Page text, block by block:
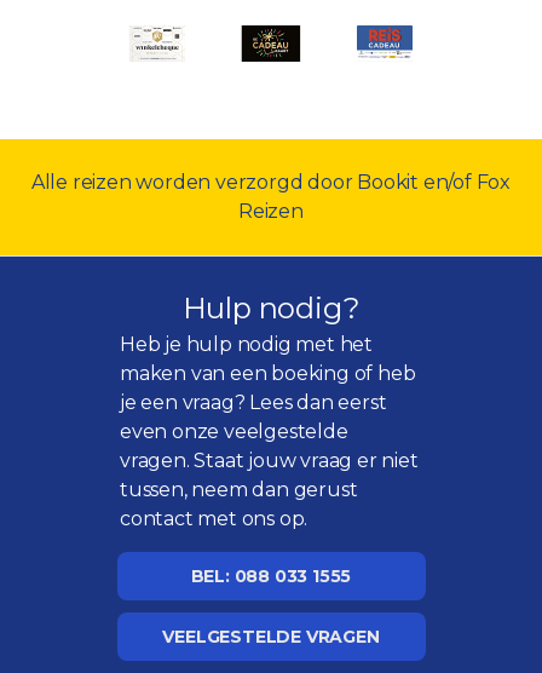
Alle reizen worden verzorgd door Bookit en/of Fox
Reizen
Hulp nodig?
Heb je hulp nodig met het
maken van een boeking of heb
je een vraag? Lees dan eerst
even onzeveelgestelde
vragen. Staat jouw vraag er niet
tussen, neem dan gerust
contact met ons op.
BEL: 088 033 1555
VEELGESTELDE VRAGEN